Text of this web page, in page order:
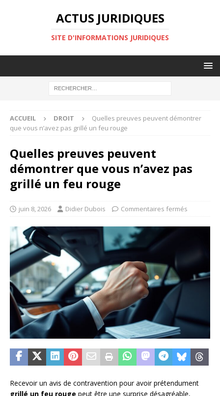
ACTUS JURIDIQUES
SITE D'INFORMATIONS JURIDIQUES
ACCUEIL DROIT
Quelles preuves peuvent démontrer
que vous n’avez pas grillé un feu rouge
Quelles preuves peuvent
démontrer que vous n’avez pas
grillé un feu rouge
juin 8, 2026 Didier Dubois Commentaires fermés
Recevoir un avis de contravention pour avoir prétendument
grillé un feu rouge peut être une surprise désagréable,